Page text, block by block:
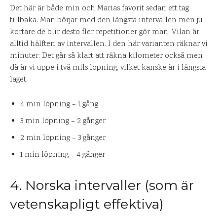
Det här är både min och Marias favorit sedan ett tag
tillbaka. Man börjar med den längsta intervallen men ju
kortare de blir desto fler repetitioner gör man. Vilan är
alltid hälften av intervallen. I den här varianten räknar vi
minuter. Det går så klart att räkna kilometer också men
då är vi uppe i två mils löpning, vilket kanske är i längsta
laget.
4 min löpning – 1 gång
3 min löpning – 2 gånger
2 min löpning – 3 gånger
1 min löpning – 4 gånger
4. Norska intervaller (som är
vetenskapligt effektiva)